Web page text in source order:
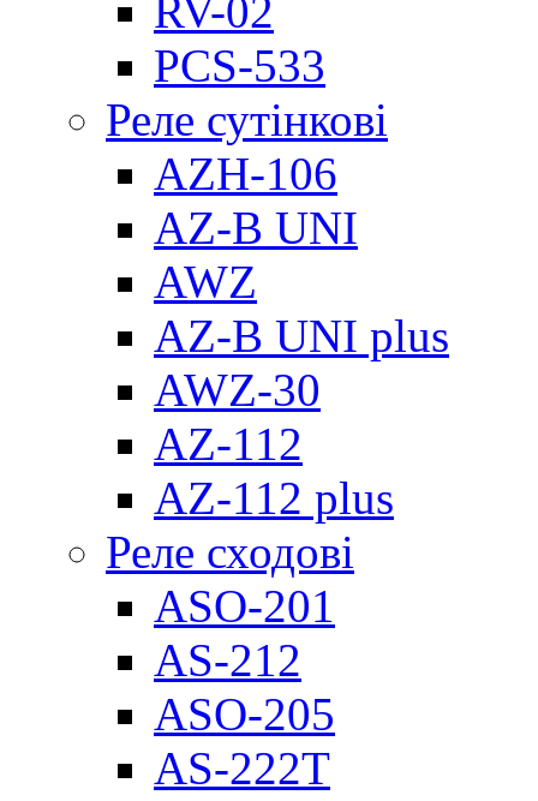
RV-02
PCS-533
Реле сутінкові
AZH-106
AZ-B UNI
AWZ
AZ-B UNI plus
AWZ-30
AZ-112
AZ-112 plus
Реле сходові
ASO-201
AS-212
ASO-205
AS-222T